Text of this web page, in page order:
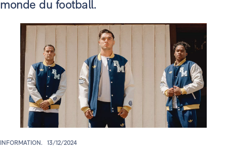
monde du football.
INFORMATION. 13/12/2024